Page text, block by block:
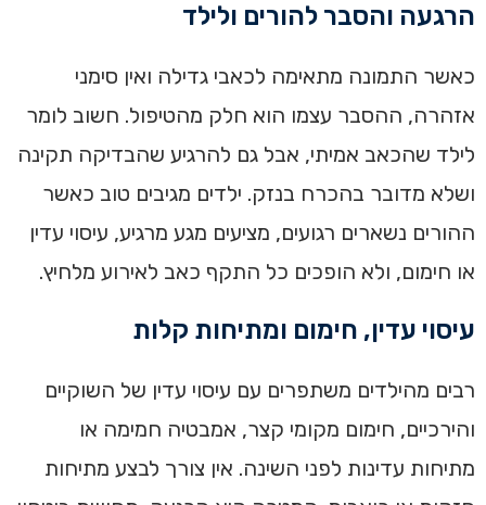
הרגעה והסבר להורים ולילד
כאשר התמונה מתאימה לכאבי גדילה ואין סימני
אזהרה, ההסבר עצמו הוא חלק מהטיפול. חשוב לומר
לילד שהכאב אמיתי, אבל גם להרגיע שהבדיקה תקינה
ושלא מדובר בהכרח בנזק. ילדים מגיבים טוב כאשר
ההורים נשארים רגועים, מציעים מגע מרגיע, עיסוי עדין
או חימום, ולא הופכים כל התקף כאב לאירוע מלחיץ.
עיסוי עדין, חימום ומתיחות קלות
רבים מהילדים משתפרים עם עיסוי עדין של השוקיים
והירכיים, חימום מקומי קצר, אמבטיה חמימה או
מתיחות עדינות לפני השינה. אין צורך לבצע מתיחות